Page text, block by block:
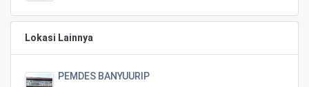
Lokasi Lainnya
PEMDES BANYUURIP